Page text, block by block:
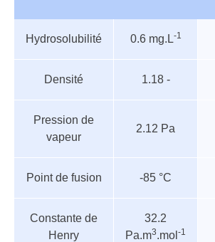
des
paramètres
valeur
Hydrosolubilité
0.6 mg.L-1
Densité 1.18 -
Pression de
vapeur
2.12 Pa
Point de fusion -85 °C
Constante de
Henry
32.2
Pa.m3.mol -1